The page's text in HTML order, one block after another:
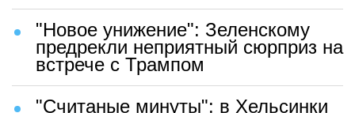
"Новое унижение": Зеленскому
предрекли неприятный сюрприз на
встрече с Трампом
"Считаные минуты": в Хельсинки